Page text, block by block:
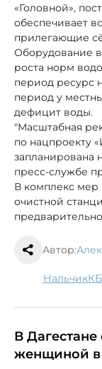
«Головной»,
обеспечивает
прилегающие
Оборудование
роста норм
период ресурс
период у
дефицит воды.
"Масштабная
по нацпроекту
запланирована
пресс-службе
В комплекс
очистной
Автор:
Нальчик
В
женщиной